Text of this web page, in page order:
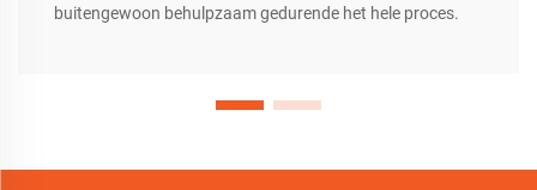
buitengewoon behulpzaam gedurende het hele proces.